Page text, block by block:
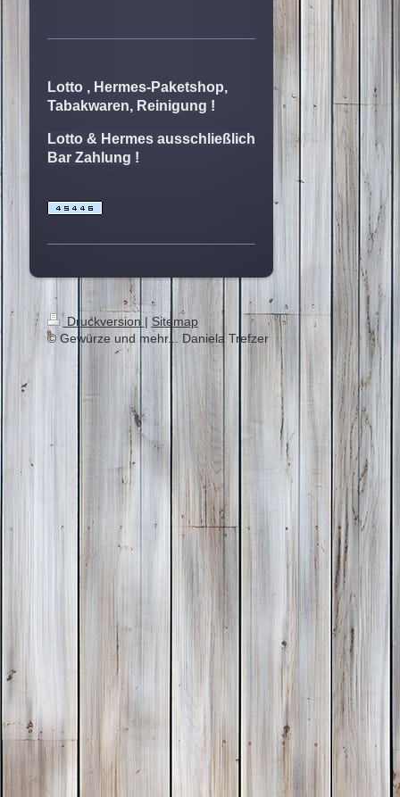
Lotto , Hermes-Paketshop,
Tabakwaren,Reinigung !
Lotto & Hermes ausschließlich
Bar Zahlung !
Druckversion | Sitemap
© Gewürze und mehr... Daniela Trefzer